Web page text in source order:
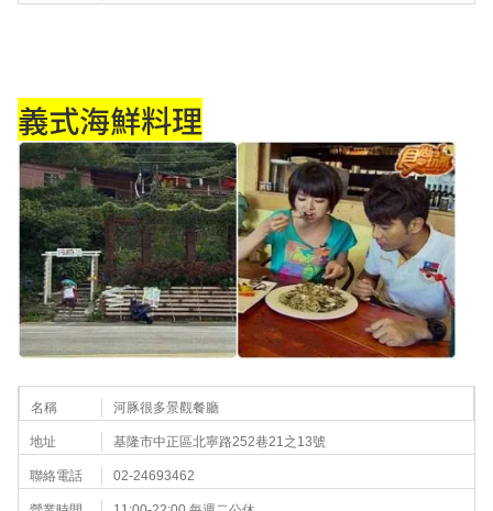
義式海鮮料理
名稱 河豚很多景觀餐廳
地址 基隆市中正區北寧路252巷21之13號
聯絡電話 02-24693462